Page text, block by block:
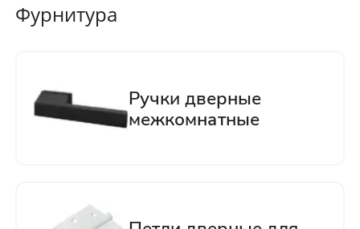
Фурнитура
Нажимая кнопку «Отправить», Вы